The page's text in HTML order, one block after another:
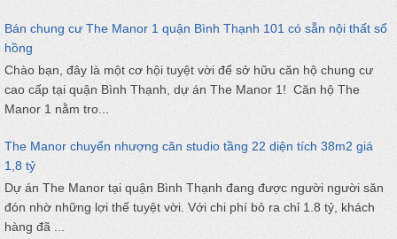
Bán chung cư The Manor 1 quận Bình Thạnh 101 có sẵn nội thất sổ
hồng
Chào bạn, đây là một cơ hội tuyệt vời để sở hữu căn hộ chung cư
cao cấp tại quận Bình Thạnh, dự án The Manor 1! Căn hộ The
Manor 1 nằm tro...
The Manor chuyển nhượng căn studio tầng 22 diện tích 38m2 giá
1,8 tỷ
Dự án The Manor tại quận Bình Thạnh đang được người người săn
đón nhờ những lợi thế tuyệt vời. Với chi phí bỏ ra chỉ 1.8 tỷ, khách
hàng đã ...